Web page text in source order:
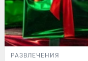
РАЗВЛЕЧЕНИЯ